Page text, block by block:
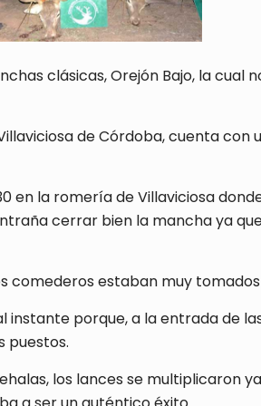
clásicas, Orejón Bajo, la cual
de Córdoba, cuenta
la romería de Villaviciosa
cerrar bien la mancha ya
comederos estaban muy
porque, a la entrada de
puestos.
los lances se multiplicaron